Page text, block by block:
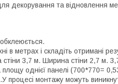
декорування та відновлення
в метрах і складіть отримані
3,7 м. Ширина стіни 2,7 м.
однієї панелі (700*770=
монтажу можуть